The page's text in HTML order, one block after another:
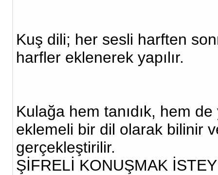
Kuş dili; her sesli harften
harfler eklenerek yapılır.
Kulağa hem tanıdık, hem
eklemeli bir dil olarak bilinir
gerçekleştirilir.
ŞİFRELİ KONUŞMAK